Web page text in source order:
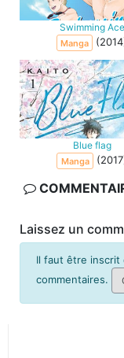
Swimming Ace
Manga
Blue flag
Manga
Laissez un
Il faut être inscrit
commentaires.